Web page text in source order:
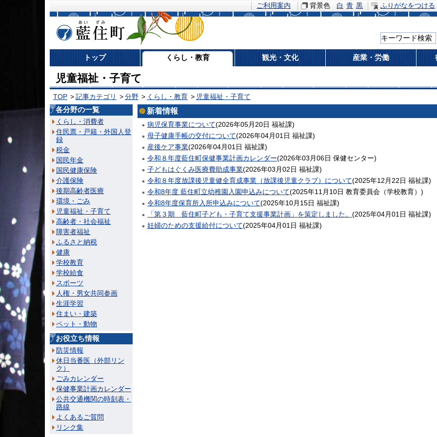
ご利用案内 背景色 白 青 黒 ふりがなをつける
藍住町
トップ くらし・教育 観光・文化 産業・労働
児童福祉・子育て
TOP 記事カテゴリ 分野 くらし・教育 児童福祉・子育て
新着情報
病児保育事業について(2026年05月20日 福祉課)
母子健康手帳の交付について(2026年04月01日 福祉課)
産後ケア事業(2026年04月01日 福祉課)
令和８年度藍住町保健事業計画カレンダー(2026年03月06日 保健センター)
子どもはぐくみ医療費助成事業(2026年03月02日 福祉課)
令和８年度放課後児童健全育成事業（放課後児童クラブ）について(2025年12月22日 福祉課)
令和8年度 藍住町立幼稚園入園申込みについて(2025年11月10日 教育委員会（学校教育） )
令和8年度保育所入所申込みについて(2025年10月15日 福祉課)
「第３期 藍住町子ども・子育て支援事業計画」を策定しました。 (2025年04月01日 福祉課)
妊婦のための支援給付について(2025年04月01日 福祉課)
各分野の一覧
くらし・消費者
住民票・戸籍・外国人登
録
税金
国民年金
国民健康保険
介護保険
後期高齢者医療
環境・ごみ
児童福祉・子育て
高齢者・社会福祉
障害者福祉
ふるさと納税
健康
学校教育
学校給食
スポーツ
人権・男女共同参画
生涯学習
住まい・建築
ペット・動物
お役立ち情報
防災情報
休日当番医（外部リン
ク）
ごみカレンダー
保健事業計画カレンダー
公共交通機関の時刻表・
路線
よくあるご質問
リンク集